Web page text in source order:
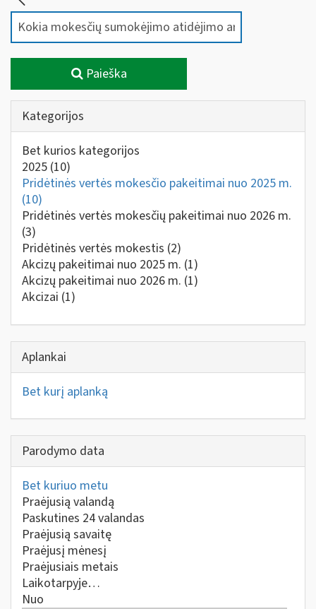
Paieška
Kategorijos
Bet kurios kategorijos
2025 (10)
Pridėtinės vertės mokesčio pakeitimai nuo 2025 m.
(10)
Pridėtinės vertės mokesčių pakeitimai nuo 2026 m.
(3)
Pridėtinės vertės mokestis (2)
Akcizų pakeitimai nuo 2025 m. (1)
Akcizų pakeitimai nuo 2026 m. (1)
Akcizai (1)
Aplankai
Bet kurį aplanką
Parodymo data
Bet kuriuo metu
Praėjusią valandą
Paskutines 24 valandas
Praėjusią savaitę
Praėjusį mėnesį
Praėjusiais metais
Laikotarpyje…
Nuo